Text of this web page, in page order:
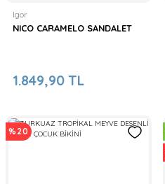
Igor
NICO CARAMELO SANDALET
1.849,90 TL
%20